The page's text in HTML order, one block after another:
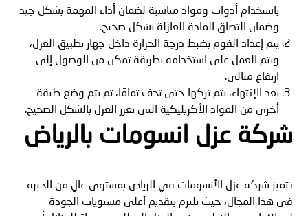
باستخدام أدوات ومواد مناسبة لضمان أداء المهمة بشكل جيد
وضمان التصاق المادة العازلة بشكل صحيح.
يتم إعداد الفوم بضبط درجة الحرارة داخل جهاز تطبيق العزل،
ويتم العمل على استخدامه بطريقة تمكن من الوصول إلى
ارتفاع مثالي.
بعد الإنتهاء، يتم تركها حتى تجف تمامًا، ثم يتم وضع طبقة
أخرى من المواد الأكريليكية التي تعزز العزل بالشكل الصحيح.
شركة عزل انسومات بالرياض
تتميز شركة عزل الأنسومات في الرياض بمستوى عالٍ من الخبرة
في هذا المجال، حيث تلتزم بتقديم أعلى مستويات الجودة